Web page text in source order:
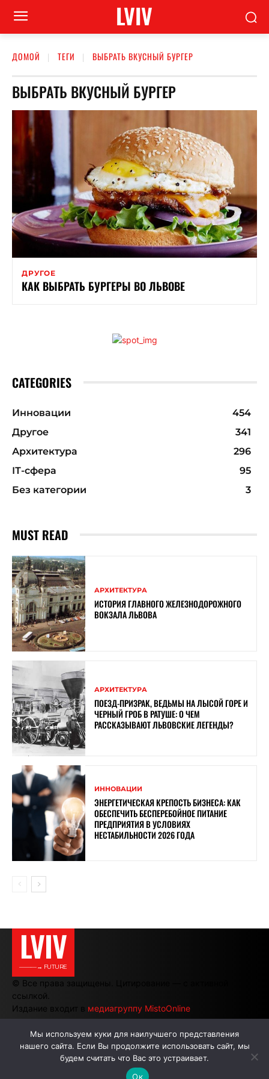
LVIV
ДОМОЙ ТЕГИ ВЫБРАТЬ ВКУСНЫЙ БУРГЕР
ВЫБРАТЬ ВКУСНЫЙ БУРГЕР
ДРУГОЕ
КАК ВЫБРАТЬ БУРГЕРЫ ВО ЛЬВОВЕ
CATEGORIES
Инновации
454
Другое
341
Архитектура
296
ІТ-сфера
95
Без категории
3
MUST READ
АРХИТЕКТУРА
ИСТОРИЯ ГЛАВНОГО ЖЕЛЕЗНОДОРОЖНОГО
ВОКЗАЛА ЛЬВОВА
АРХИТЕКТУРА
ПОЕЗД-ПРИЗРАК, ВЕДЬМЫ НА ЛЫСОЙ ГОРЕ И
ЧЕРНЫЙ ГРОБ В РАТУШЕ: О ЧЕМ
РАССКАЗЫВАЮТ ЛЬВОВСКИЕ ЛЕГЕНДЫ?
ИННОВАЦИИ
ЭНЕРГЕТИЧЕСКАЯ КРЕПОСТЬ БИЗНЕСА: КАК
ОБЕСПЕЧИТЬ БЕСПЕРЕБОЙНОЕ ПИТАНИЕ
ПРЕДПРИЯТИЯ В УСЛОВИЯХ
НЕСТАБИЛЬНОСТИ 2026 ГОДА
LVIV
———→ FUTURE
© Все права защищены. Цитирование — с активной
ссылкой.
Издание входит в медиагруппу MistoOnline
АВТОРЫ РЕКЛАМА НА САЙТЕ
Мы используем куки для наилучшего представления
нашего сайта. Если Вы продолжите использовать сайт, мы
будем считать что Вас это устраивает.
Ок